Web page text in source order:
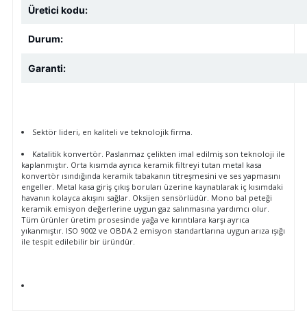
Üretici kodu:
Durum:
Garanti:
Sektör lideri, en kaliteli ve teknolojik firma.
Katalitik konvertör. Paslanmaz çelikten imal edilmiş son teknoloji ile
kaplanmıştır. Orta kısımda ayrıca keramik filtreyi tutan metal kasa
konvertör ısındığında keramik tabakanın titreşmesini ve ses yapmasını
engeller. Metal kasa giriş çıkış boruları üzerine kaynatılarak iç kısımdaki
havanın kolayca akışını sağlar. Oksijen sensörlüdür. Mono bal peteği
keramik emisyon değerlerine uygun gaz salınmasına yardımcı olur.
Tüm ürünler üretim prosesinde yağa ve kırıntılara karşı ayrıca
yıkanmıştır. ISO 9002 ve OBDA 2 emisyon standartlarına uygun arıza ışığı
ile tespit edilebilir bir üründür.